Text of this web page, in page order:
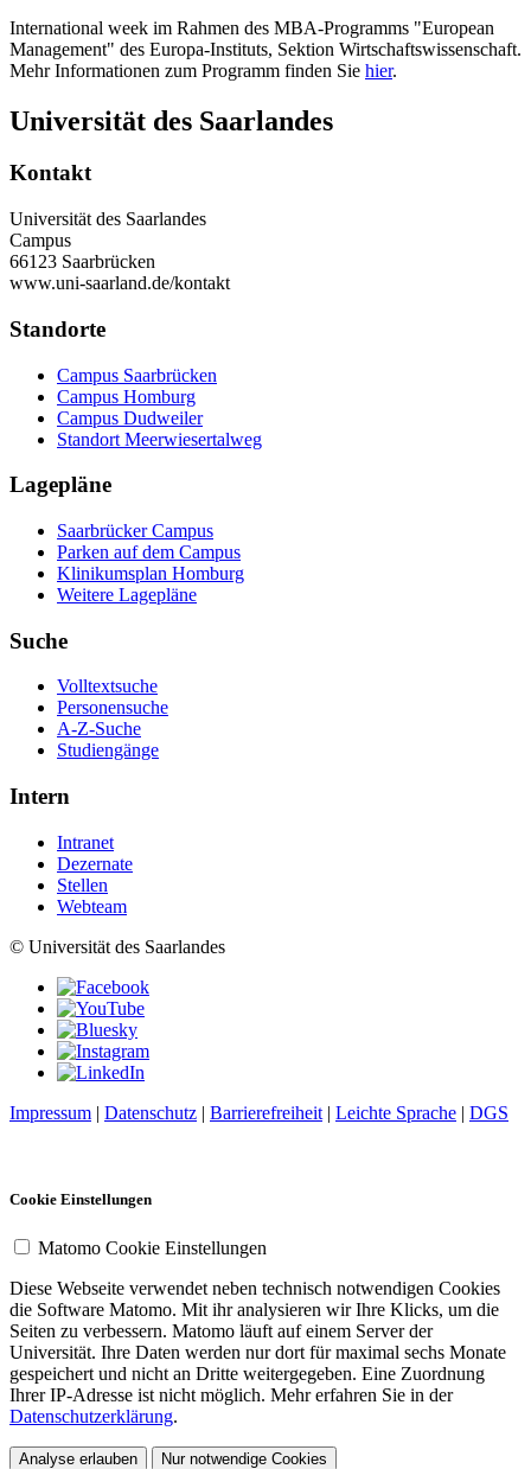
International week im Rahmen des MBA-Programms "European
Management" des Europa-Instituts, Sektion Wirtschaftswissenschaft.
Mehr Informationen zum Programm finden Sie hier.
Universität des Saarlandes
Kontakt
Universität des Saarlandes
Campus
66123 Saarbrücken
www.uni-saarland.de/kontakt
Standorte
Campus Saarbrücken
Campus Homburg
Campus Dudweiler
Standort Meerwiesertalweg
Lagepläne
Saarbrücker Campus
Parken auf dem Campus
Klinikumsplan Homburg
Weitere Lagepläne
Suche
Volltextsuche
Personensuche
A-Z-Suche
Studiengänge
Intern
Intranet
Dezernate
Stellen
Webteam
© Universität des Saarlandes
Impressum | Datenschutz | Barrierefreiheit | Leichte Sprache | DGS
Cookie Einstellungen
Matomo Cookie Einstellungen
Diese Webseite verwendet neben technisch notwendigen Cookies
die Software Matomo. Mit ihr analysieren wir Ihre Klicks, um die
Seiten zu verbessern. Matomo läuft auf einem Server der
Universität. Ihre Daten werden nur dort für maximal sechs Monate
gespeichert und nicht an Dritte weitergegeben. Eine Zuordnung
Ihrer IP-Adresse ist nicht möglich. Mehr erfahren Sie in der
Datenschutzerklärung.
Analyse erlauben Nur notwendige Cookies